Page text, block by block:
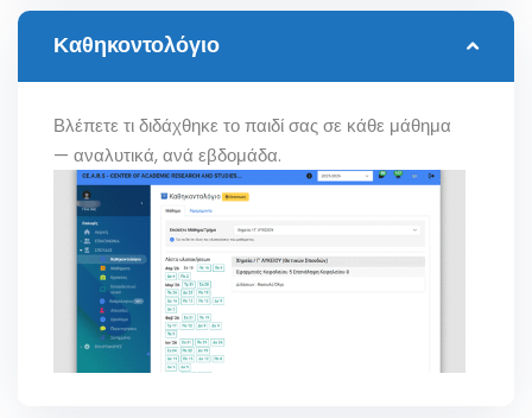
Καθηκοντολόγιο
Βλέπετε τι διδάχθηκε το παιδί σας σε κάθε μάθημα
— αναλυτικά, ανά εβδομάδα.